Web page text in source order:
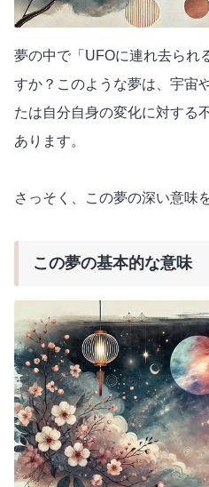
夢の中で「UFOに連れ去られ
すか？このような夢は、宇宙
たは自分自身の変化に対する
あります。
さっそく、この夢の深い意味
この夢の基本的な意味